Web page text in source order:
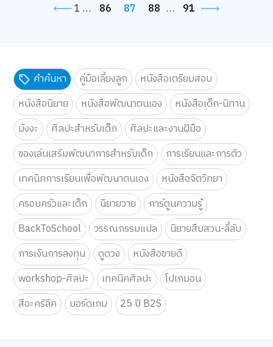
1 … 86 87 88 … 91
คำค้นหา คู่มือเลี้ยงลูก
หนังสือเตรียมสอบ
หนังสือนิยาย
หนังสือพัฒนาตนเอง
หนังสือเด็ก-นิทาน
มังงะ
ศิลปะสำหรับเด็ก
ศิลปะและงานฝีมือ
ของเล่นเสริมพัฒนาการสำหรับเด็ก
การเรียนและการติว
เทคนิคการเรียนเพื่อพัฒนาตนเอง
หนังสือจิตวิทยา
ครอบครัวและเด็ก
นิยายวาย
การ์ตูนความรู้
BackToSchool
วรรณกรรมแปล
นิยายสืบสวน-ลี้ลับ
การเงินการลงทุน
ดูดวง
หนังสือขายดี
workshop-ศิลปะ
เทคนิคศิลปะ
โปเกมอน
สีอะคริลิค
บอร์ดเกม 25 ปี B2S